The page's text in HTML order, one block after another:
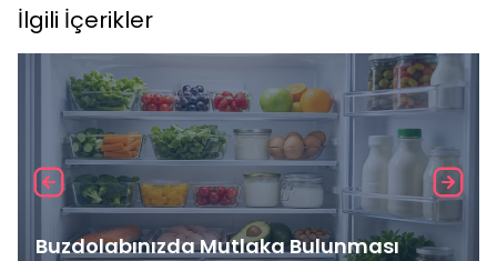
İlgili İçerikler
Buzdolabınızda Mutlaka Bulunması